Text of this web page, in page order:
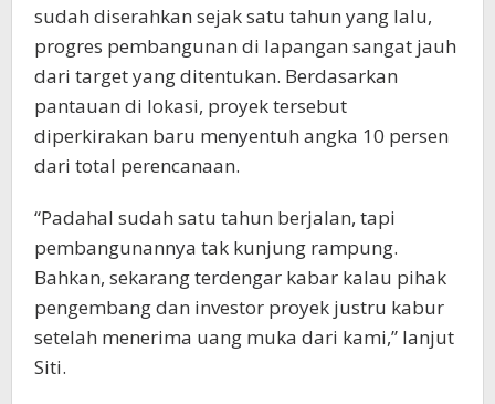
sudah diserahkan sejak satu tahun yang lalu,
progres pembangunan di lapangan sangat jauh
dari target yang ditentukan. Berdasarkan
pantauan di lokasi, proyek tersebut
diperkirakan baru menyentuh angka 10 persen
dari total perencanaan.
“Padahal sudah satu tahun berjalan, tapi
pembangunannya tak kunjung rampung.
Bahkan, sekarang terdengar kabar kalau pihak
pengembang dan investor proyek justru kabur
setelah menerima uang muka dari kami,” lanjut
Siti.